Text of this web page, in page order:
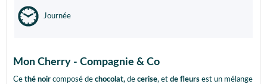
Journée
Mon Cherry - Compagnie & Co
Ce thé noir composé de chocolat, de cerise, et de fleurs est un mélange